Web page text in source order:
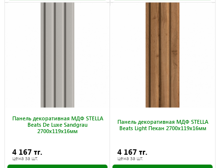
Панель декоративная МДФ STELLA
Beats De Luxe Sandgrau
2700x119x16мм
4 167 тг.
цена за шт.
Панель декоративная МДФ STELLA
Beats Light Пекан 2700x119x16мм
4 167 тг.
цена за шт.